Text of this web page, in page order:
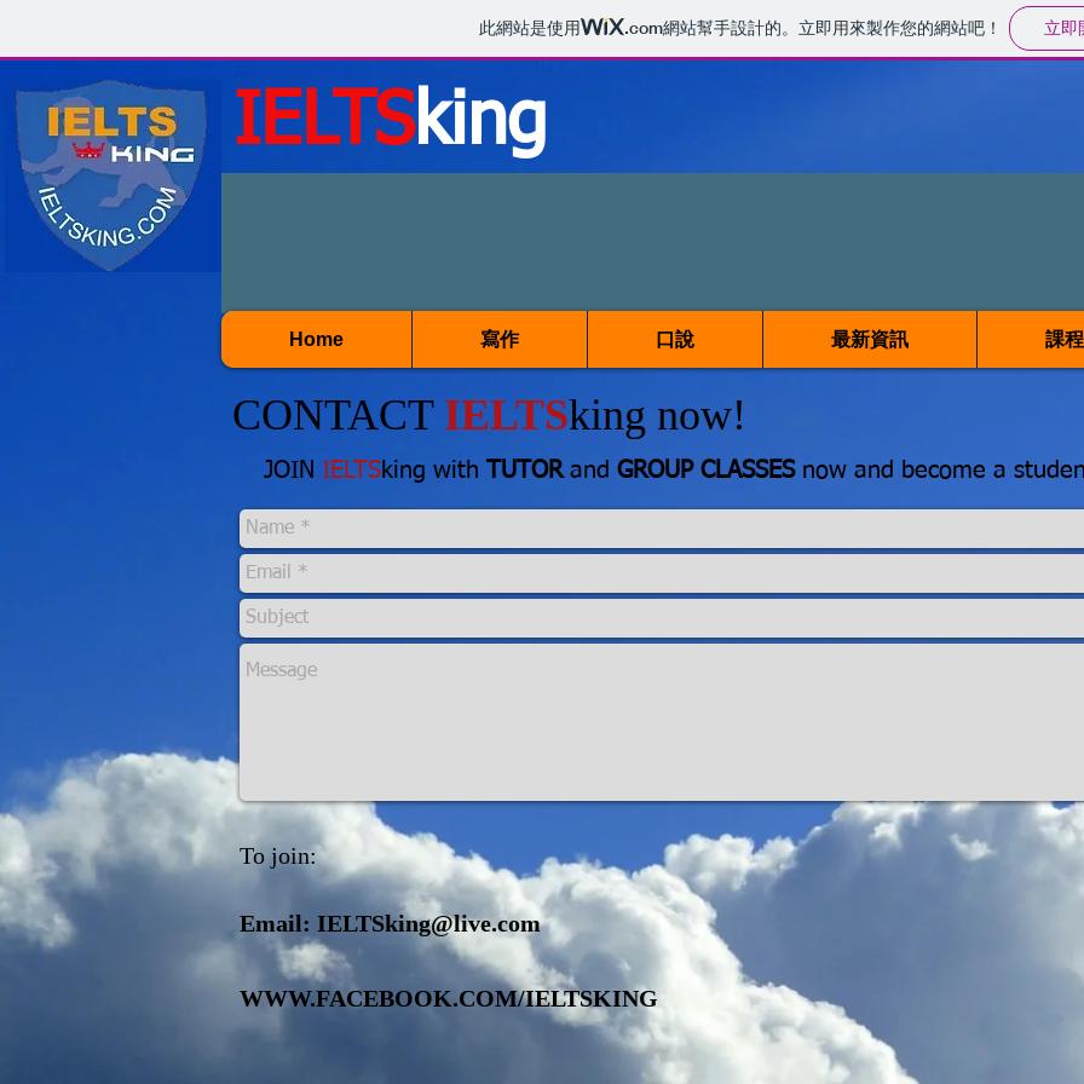
此網站是使用 .com網站幫手設計的。立即用來製作您的網站吧！ 立即
IELTSking
CONTACT IELTSking now!
To join:
Email: IELTSking@live.com
WWW.FACEBOOK.COM/IELTSKING
JOIN IELTSking with TUTOR and GROUP CLASSESnow and become a
Home 寫作 口說 最新資訊 課